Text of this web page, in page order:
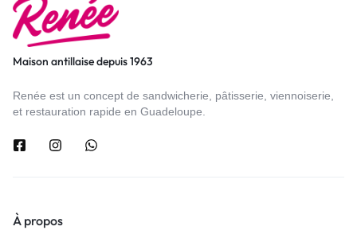
Maison antillaise depuis 1963
Renée est un concept de sandwicherie, pâtisserie, viennoiserie,
et restauration rapide en Guadeloupe.
À propos